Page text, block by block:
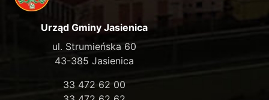
Urząd Gminy Jasienica
ul. Strumieńska 60
43-385 Jasienica
33 472 62 00